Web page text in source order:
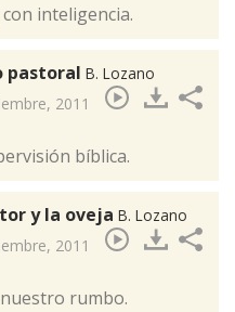
inteligencia.
pastoral B. Lozano
2011
bíblica.
y la oveja B. Lozano
2011
rumbo.